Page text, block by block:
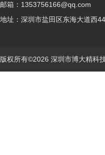
邮箱：1353756166@qq.com
地址：深圳市盐田区东海大道西
版权所有©2026 深圳市博大精科